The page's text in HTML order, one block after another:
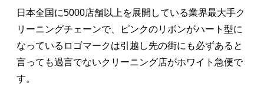
日本全国に5000店舗以上を展開している業界最大手ク
リーニングチェーンで、ピンクのリボンがハート型に
なっているロゴマークは引越し先の街にも必ずあると
言っても過言でないクリーニング店がホワイト急便で
す。